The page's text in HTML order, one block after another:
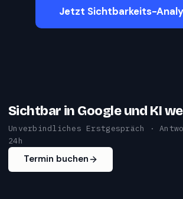
Jetzt Sichtbarkeits-
Sichtbar in Google und KI
Unverbindliches Erstgespräch ·
24h
Termin buchen